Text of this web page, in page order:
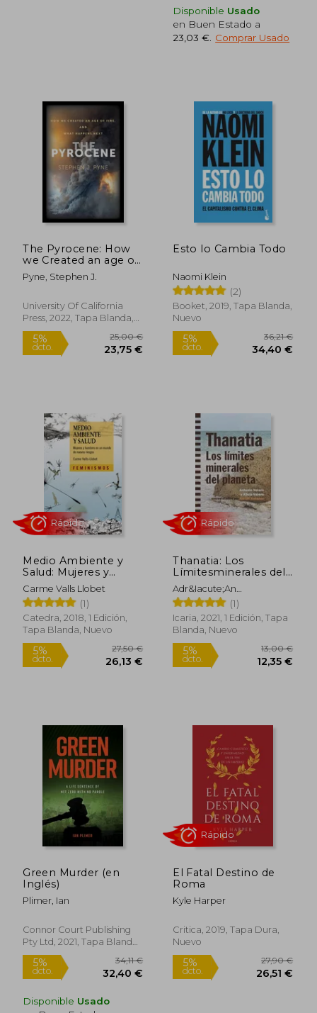
dcto.
5%
dcto.
5% 5%
Disponible Usado
en Buen Estado a
23,03 € Comprar Usado
The Pyrocene: How
we Created an age of
Fire, and What
Happens Next (en
Pyne, Stephen J.
University Of California
Press, 2022, Tapa Blanda,
Nuevo
5%
dcto.
25,00 €
Esto lo Cambia Todo
Naomi Klein
(2)
Booket, 2019, Tapa Blanda,
Nuevo
Medio Ambiente y
Salud: Mujeres y
Hombres en un
Mundo de Nuevos
Riesgos
Carme Valls Llobet
(1)
Catedra, 2018, 1 Edición,
Tapa Blanda, Nuevo
Thanatia: Los
Límitesminerales del
Planeta: 162 (Más
Madera)
Adr&Iacute;An
Almaz&Aacute;N; Antonio
Valero; Alicia Valero
(1)
Icaria, 2021, 1 Edición, Tapa
Blanda, Nuevo
Green Murder (en
Inglés)
Plimer, Ian
Connor Court Publishing
Pty Ltd, 2021, Tapa Blanda,
Nuevo
Disponible Usado
El Fatal Destino de
Roma
Kyle Harper
Critica, 2019, Tapa Dura,
Nuevo